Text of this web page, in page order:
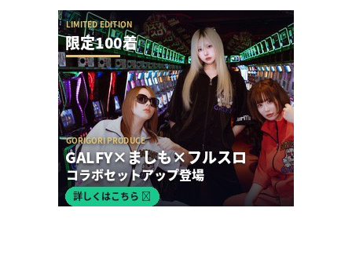
パチ屋の女性店員さん、客と笑顔で会話しただけ
でクレームを言われる